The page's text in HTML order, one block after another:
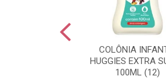
COLÔNIA
HUGGIES EXTRA
100ML (12)